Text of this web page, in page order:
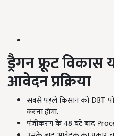
ड्रैगन फ्रूट
आवेदन प्रक्रिया
सबसे पहले किसान को DBT
करना होगा.
पंजीकरण के 48 घंटे बाद